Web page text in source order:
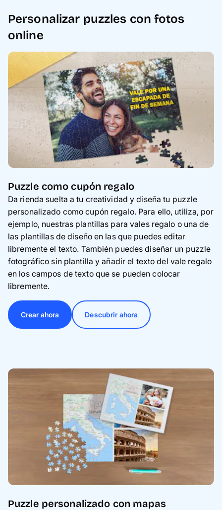
Personalizar puzzles con fotos
online
Puzzle como cupón regalo
Da rienda suelta a tu creatividad y diseña tu puzzle
personalizado como cupón regalo. Para ello, utiliza, por
ejemplo, nuestras plantillas para vales regalo o una de
las plantillas de diseño en las que puedes editar
libremente el texto. También puedes diseñar un puzzle
fotográfico sin plantilla y añadir el texto del vale regalo
en los campos de texto que se pueden colocar
libremente.
Crear ahora Descubrir ahora
Puzzle personalizado con mapas